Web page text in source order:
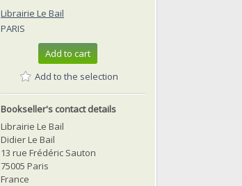
Librairie Le Bail
PARIS
Add to cart
Add to the selection
Bookseller's contact details
Librairie Le Bail
Didier Le Bail
13 rue Frédéric Sauton
75005 Paris
France